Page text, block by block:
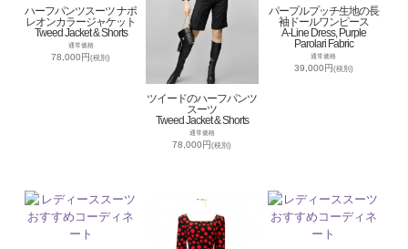
ハーフパンツスーツ ナポ
レオンカラージャケット
Tweed Jacket & Shorts
通常価格
78,000円(税別)
ツイードのハーフパンツ
スーツ
Tweed Jacket & Shorts
通常価格
78,000円(税別)
パープルプッチ生地の長
袖ドールワンピース
A-Line Dress, Purple
Parolari Fabric
通常価格
39,000円(税別)